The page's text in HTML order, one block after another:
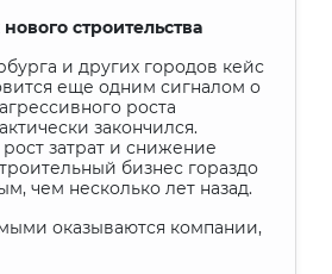
строительства
и других городов кейс
еще одним сигналом о
роста
закончился.
затрат и снижение
бизнес гораздо
чем несколько лет назад.
оказываются компании,